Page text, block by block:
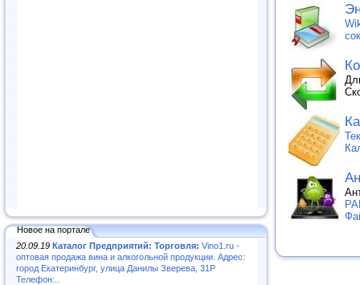
Новое на портале
20.09.19 Каталог Предприятий: Торговля: Vino1.ru -
оптовая продажа вина и алкогольной продукции. Адрес:
город Екатеринбург, улица Данилы Зверева, 31Р
Телефон:..